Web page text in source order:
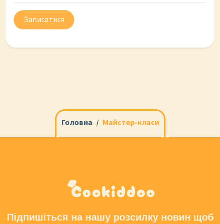
Записатися
Головна Майстер-класи
Підпишіться на нашу розсилку новин щоб